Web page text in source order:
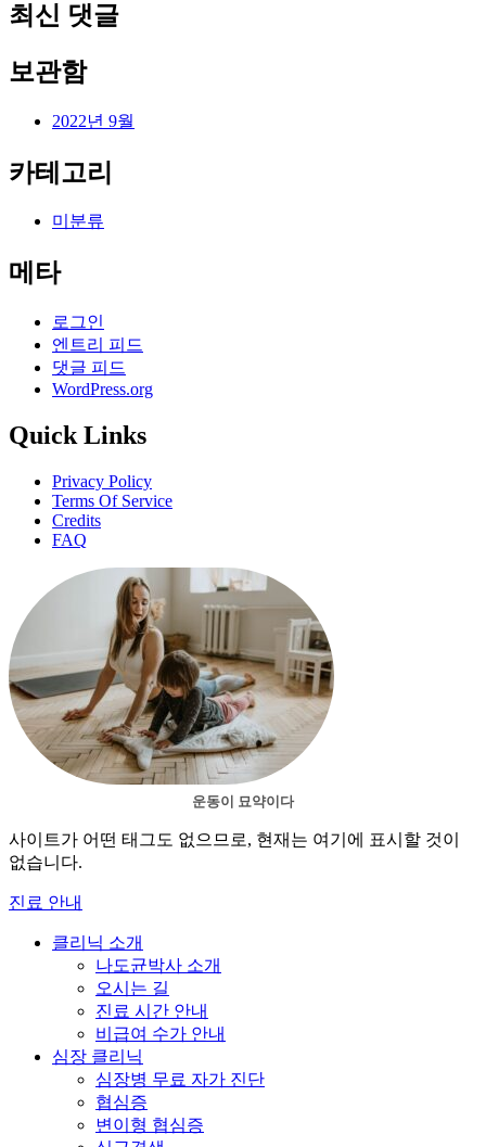
최신 댓글
보관함
2022년 9월
카테고리
미분류
메타
로그인
엔트리 피드
댓글 피드
WordPress.org
Quick Links
Privacy Policy
Terms Of Service
Credits
FAQ
운동이 묘약이다
사이트가 어떤 태그도 없으므로, 현재는 여기에 표시할 것이
없습니다.
진료 안내
클리닉 소개
나도균박사 소개
오시는 길
진료 시간 안내
비급여 수가 안내
심장 클리닉
심장병 무료 자가 진단
협심증
변이형 협심증